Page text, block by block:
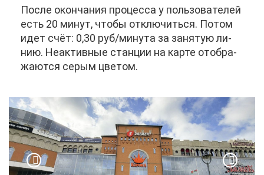
По­сле окон­ча­ния про­цес­са у поль­зо­ва­те­лей
есть 20 ми­нут, что­бы от­клю­чить­ся. По­том
идет счёт: 0,30 руб/ми­ну­та за за­ня­тую ли­
нию. Неак­тив­ные стан­ции на кар­те отоб­ра­
жа­ют­ся се­рым цве­том.